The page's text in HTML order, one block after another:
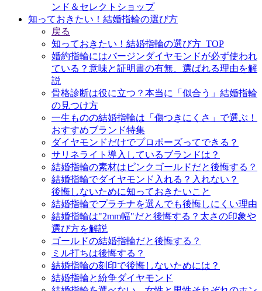
ンド＆セレクトショップ
知っておきたい！結婚指輪の選び方
戻る
知っておきたい！結婚指輪の選び方_TOP
婚約指輪にはバージンダイヤモンドが必ず使われ
ている？意味と証明書の有無、選ばれる理由を解
説
骨格診断は役に立つ？本当に「似合う」結婚指輪
の見つけ方
一生ものの結婚指輪は「傷つきにくさ」で選ぶ！
おすすめブランド特集
ダイヤモンドだけでプロポーズってできる？
サリネライト導入しているブランドは？
結婚指輪の素材はピンクゴールドだと後悔する？
結婚指輪でダイヤモンド入れる？入れない？
後悔しないために知っておきたいこと
結婚指輪でプラチナを選んでも後悔しにくい理由
結婚指輪は"2mm幅"だと後悔する？太さの印象や
選び方を解説
ゴールドの結婚指輪だと後悔する？
ミル打ちは後悔する？
結婚指輪の刻印で後悔しないためには？
結婚指輪と紛争ダイヤモンド